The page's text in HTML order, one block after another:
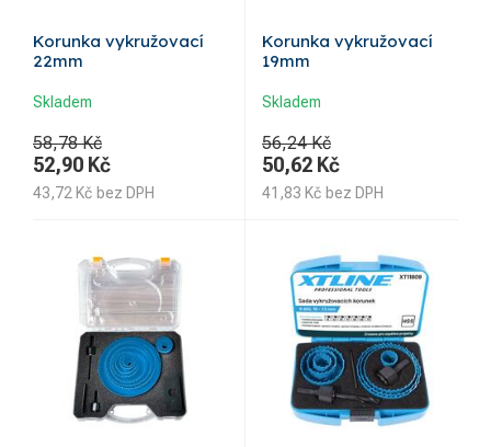
Korunka vykružovací
22mm
Skladem
58,78 Kč
52,90 Kč
43,72 Kč bez DPH
Korunka vykružovací
19mm
Skladem
56,24 Kč
50,62 Kč
41,83 Kč bez DPH